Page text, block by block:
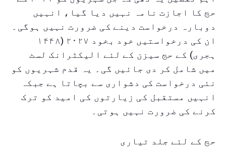
حج کا اجازت نامہ نہیں دیا گیا، انہیں
دوبارہ درخواست دینے کی ضرورت نہیں ہوگی۔
ان کی درخواستیں خود بخود ۲۰۲۷ (۱۴۴۸
ہجری) کے حج سیزن کے لئے الیکٹرانک لسٹ
میں شامل کر دی جائیں گی۔ یہ قدم شہریوں کو
نئی درخواست کی دشواری سے بچاتا ہے جبکہ
انہیں مستقبل کی زیارتوں کی امید کو ترک
کرنے کی ضرورت نہیں ہوتی۔
حج کے لئے جلد تیاری